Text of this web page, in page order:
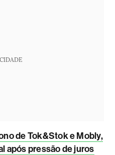
de Tok&Stok e Mobly,
após pressão de juros